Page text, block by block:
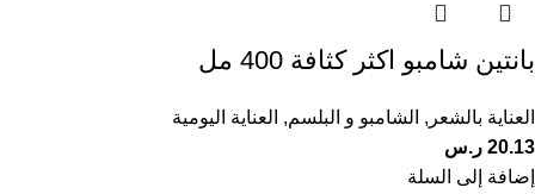
بانتين شامبو اكثر كثافة 400 مل
العناية بالشعر , الشامبو و البلسم, العناية اليومية
20.13 ر.س
إضافة إلى السلة